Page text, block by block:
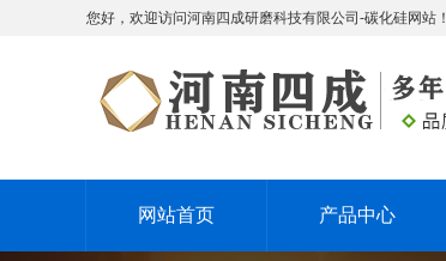
您好，欢迎访问河南四成研磨科技有限公司-碳化硅网站！
网站首页 产品中心